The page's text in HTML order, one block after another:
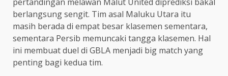
berlangsung sengit. Tim asal Maluku Utara itu
masih berada di empat besar klasemen sementara,
sementara Persib memuncaki tangga klasemen. Hal
ini membuat duel di GBLA menjadi big match yang
penting bagi kedua tim.